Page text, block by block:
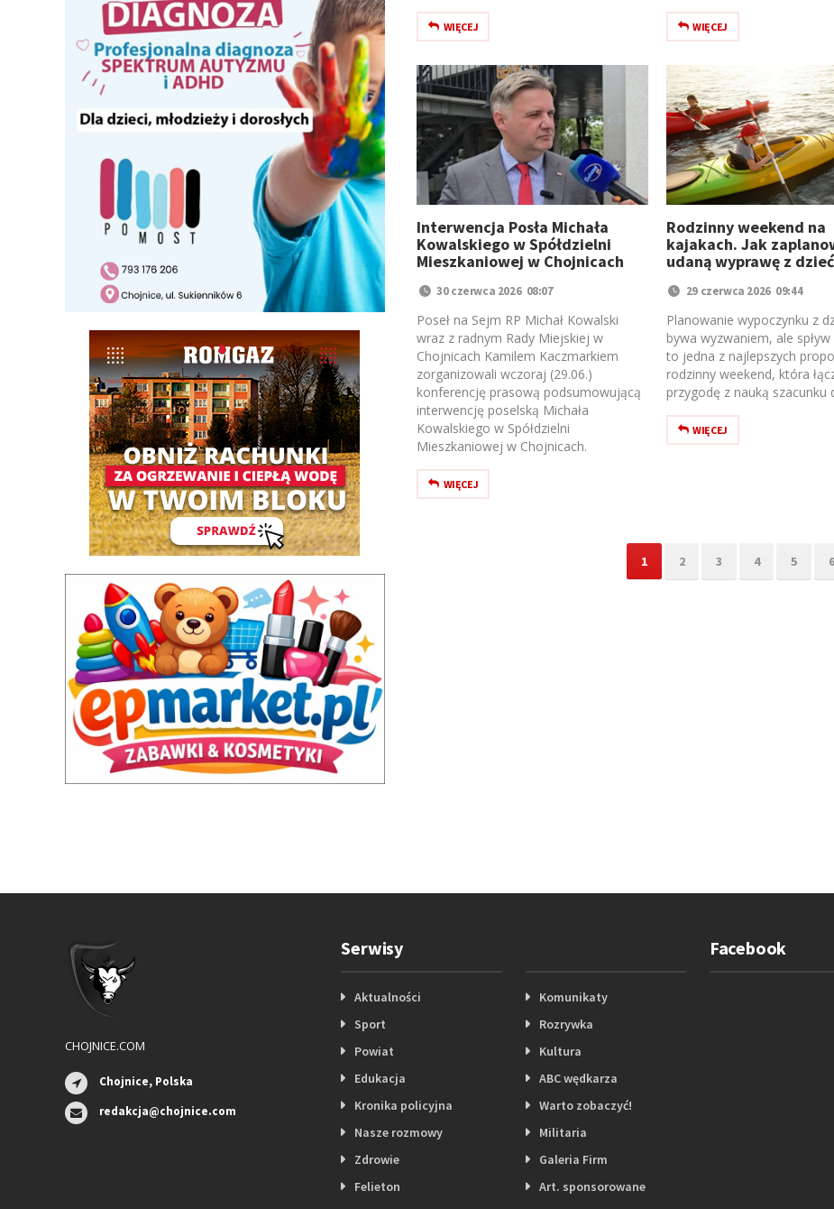
WIĘCEJ WIĘCEJ
Interwencja Posła Michała
Kowalskiego w Spółdzielni
Mieszkaniowej w Chojnicach
30 czerwca 2026 08:07
Poseł na Sejm RP Michał Kowalski
wraz z radnym Rady Miejskiej w
Chojnicach Kamilem Kaczmarkiem
zorganizowali wczoraj (29.06.)
konferencję prasową podsumowującą
interwencję poselską Michała
Kowalskiego w Spółdzielni
Mieszkaniowej w Chojnicach.
WIĘCEJ
Rodzinny weekend na
kajakach. Jak
udaną wyprawę z
29 czerwca 2026 09:44
Planowanie wypoczynku z
bywa wyzwaniem, ale
to jedna z najlepszych
rodzinny weekend, która
przygodę z nauką szacunku
WIĘCEJ
1 2 3 4 5 6
CHOJNICE.COM
Chojnice, Polska
redakcja@chojnice.com
Serwisy
Aktualności
Sport
Powiat
Edukacja
Kronika policyjna
Nasze rozmowy
Zdrowie
Felieton
Komunikaty
Rozrywka
Kultura
ABC wędkarza
Warto zobaczyć!
Militaria
Galeria Firm
Art. sponsorowane
Facebook